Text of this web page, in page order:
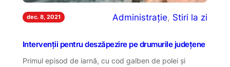
dec. 8, 2021 Administrație, Stiri la zi
Intervenții pentru deszăpezire pe drumurile județene
Primul episod de iarnă, cu cod galben de polei și